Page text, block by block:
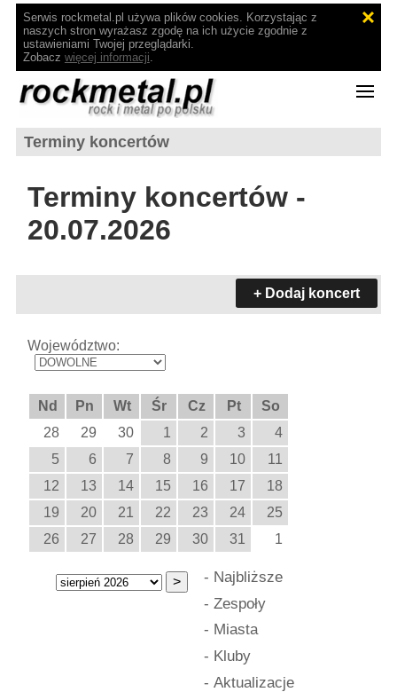
Serwis rockmetal.pl używa plików cookies. Korzystając z
naszych stron wyrażasz zgodę na ich użycie zgodnie z
ustawieniami Twojej przeglądarki.
Zobacz więcej informacji.
Terminy koncertów
Terminy koncertów -
20.07.2026
+ Dodaj koncert
Województwo:
Nd Pn Wt Śr Cz Pt
So
28
29 30 1 2 3
4
5
6 7 8 9 10
11
12
13 14 15 16 17
18
19
20 21 22 23 24
25
26
27 28 29 30 31 1
- Najbliższe
- Zespoły
- Miasta
- Kluby
- Aktualizacje